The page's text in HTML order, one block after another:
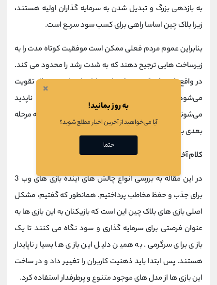
به بازدهی بزرگ و تبدیل شدن به سرمایه گذاران اولیه هستند،
زیرا بلاک چین اساسا راهی برای کسب سود سریع است.
بنابراین عموم مردم فعلی ممکن است موفقیت کوتاه مدت را به
زیرساخت هایی ترجیح دهند که به شدت رشد را محدود می کند.
در واقع، این باور که همیشه با نوسانات ارزهای دیجیتال تقویت
می‌شود این است که «بازی‌های بلاک چین معمولاً ناپدید
می‌شوند، بنابراین سعی کنید به سرعت پول نقد کنید و به مرحله
بعدی بروید!»
کلام آخر
در این مقاله به بررسی انواع چالش های آینده بازی های وب 3
برای جذب و حفظ مخاطب پرداختیم. همانطور که گفتیم، مشکل
اصلی بازی های بلاک چین این است که بازیکنان به این بازی ها به
عنوان فرصتی برای سرمایه گذاری و سود نگاه می کنند تا یک
بازی برای سرگرمی. به همین دلیل این بازی ها بسیار ناپایدار
هستند. پس ابتدا باید ذهنیت کاربران را تغییر داد و در ساخت
این بازی ها از مدل های موجود متنوع و پرطرفدار استفاده کرد.
×
به روز بمانید!
آیا می‌خواهید از آخرین اخبار مطلع شوید؟
حتما